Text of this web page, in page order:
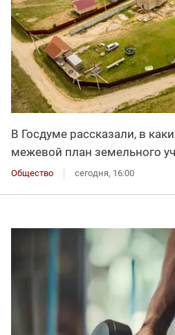
В Госдуме рассказали, в
межевой план земельного
Общество сегодня, 16:00